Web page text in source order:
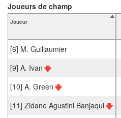
Joueur
[6] M. Guillaumier
[9] A. Ivan
[10] A. Green
[11] Zidane Agustini Banjaqui
Joueurs de champ